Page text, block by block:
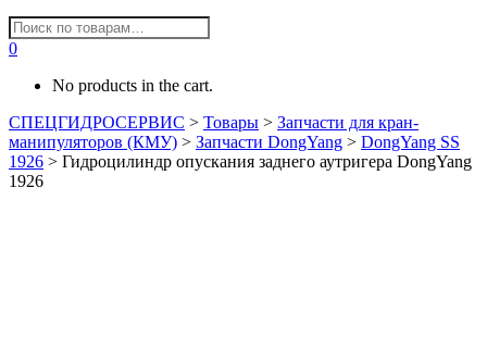
0
No products in the cart.
СПЕЦГИДРОСЕРВИС > Товары > Запчасти для кран-
манипуляторов (КМУ) > Запчасти DongYang > DongYang SS
1926 > Гидроцилиндр опускания заднего аутригера DongYang
1926